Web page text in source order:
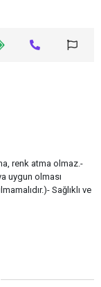
renk atma olmaz.-
uygun olması
Sağlıklı ve